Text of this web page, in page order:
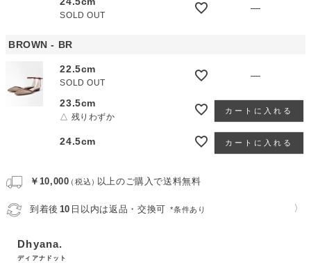
SOLD OUT
—
BROWN - BR
22.5cm
SOLD OUT
—
23.5cm
△ 残りわずか
カートに入れる
24.5cm カートに入れる
￥10,000（税込）以上のご購入で送料無料
到着後 10 日以内は返品・交換可 *条件あり 〉
Dhyana.
ディアナドット